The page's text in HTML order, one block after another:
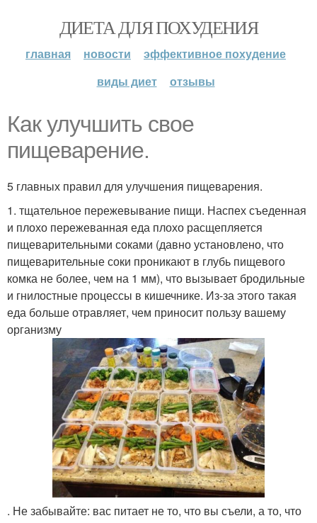
ДИЕТА ДЛЯ ПОХУДЕНИЯ
главная новости
эффективное похудение
виды диет
отзывы
Как улучшить свое
пищеварение.
5 главных правил для улучшения пищеварения.
1. тщательное пережевывание пищи. Наспех съеденная
и плохо пережеванная еда плохо расщепляется
пищеварительными соками (давно установлено, что
пищеварительные соки проникают в глубь пищевого
комка не более, чем на 1 мм), что вызывает бродильные
и гнилостные процессы в кишечнике. Из-за этого такая
еда больше отравляет, чем приносит пользу вашему
организму
. Не забывайте: вас питает не то, что вы съели, а то, что